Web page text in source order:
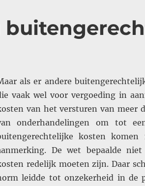
als er andere
vaak wel voor vergoeding in
van het versturen van meer
onderhandelingen om tot
kosten
De wet bepaalde
redelijk moeten zijn. Daar
leidde tot onzekerheid in de